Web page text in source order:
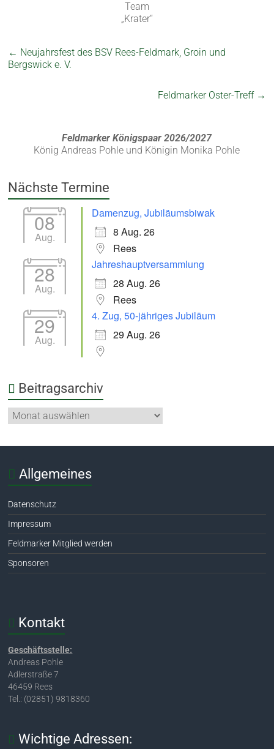
Team
„Krater“
← Neujahrsfest des BSV Rees-Feldmark, Groin und
Bergswick e. V.
Feldmarker Oster-Treff →
Feldmarker Königspaar 2026/2027
König Andreas Pohle und Königin Monika Pohle
Nächste Termine
08
Aug.
Damenzug, Jubiläumsbiwak
8 Aug. 26
Rees
28
Aug.
Jahreshauptversammlung
28 Aug. 26
Rees
29
Aug.
4. Zug, 50-jähriges Jubiläum
29 Aug. 26
Beitragsarchiv
Allgemeines
Datenschutz
Impressum
Feldmarker Mitglied werden
Sponsoren
Kontakt
Geschäftsstelle:
Andreas Pohle
Adlerstraße 7
46459 Rees
Tel.: (02851) 9818360
Wichtige Adressen: